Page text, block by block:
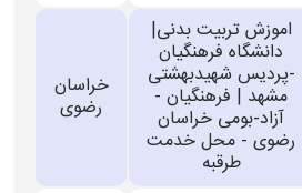
اموزش تربیت بدنی|
دانشگاه فرهنگیان
-پردیس شهیدبهشتی
مشهد | فرهنگیان -
آزاد-بومی خراسان
رضوی - محل خدمت
طرقبه
خراسان
رضوی